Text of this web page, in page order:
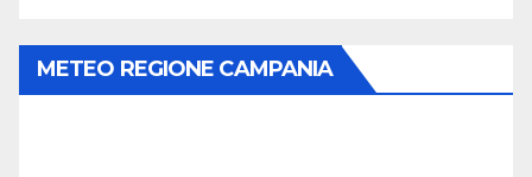
METEO REGIONE CAMPANIA